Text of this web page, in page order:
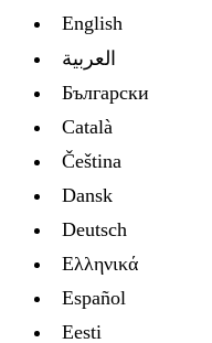
English
العربية
Български
Català
Čeština
Dansk
Deutsch
Ελληνικά
Español
Eesti